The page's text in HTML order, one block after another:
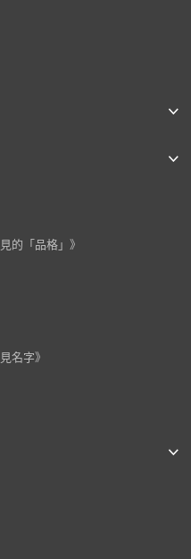
的「品格」》
名字》